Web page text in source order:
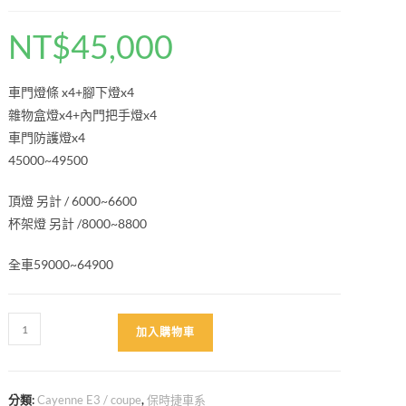
NT$45,000
車門燈條 x4+腳下燈x4
雜物盒燈x4+內門把手燈x4
車門防護燈x4
45000~49500
頂燈 另計 / 6000~6600
杯架燈 另計 /8000~8800
全車59000~64900
Cayenne
E3/Coupe
廠
加入購物車
分類:Cayenne E3 / coupe,保時捷車系